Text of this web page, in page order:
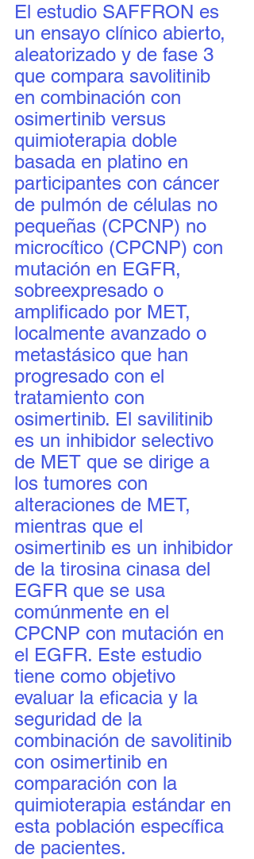
El estudio SAFFRON es
un ensayo clínico abierto,
aleatorizado y de fase 3
que compara savolitinib
en combinación con
osimertinib versus
quimioterapia doble
basada en platino en
participantes con cáncer
de pulmón de células no
pequeñas (CPCNP) no
microcítico (CPCNP) con
mutación en EGFR,
sobreexpresado o
amplificado por MET,
localmente avanzado o
metastásico que han
progresado con el
tratamiento con
osimertinib. El savilitinib
es un inhibidor selectivo
de MET que se dirige a
los tumores con
alteraciones de MET,
mientras que el
osimertinib es un inhibidor
de la tirosina cinasa del
EGFR que se usa
comúnmente en el
CPCNP con mutación en
el EGFR. Este estudio
tiene como objetivo
evaluar la eficacia y la
seguridad de la
combinación de savolitinib
con osimertinib en
comparación con la
quimioterapia estándar en
esta población específica
de pacientes.